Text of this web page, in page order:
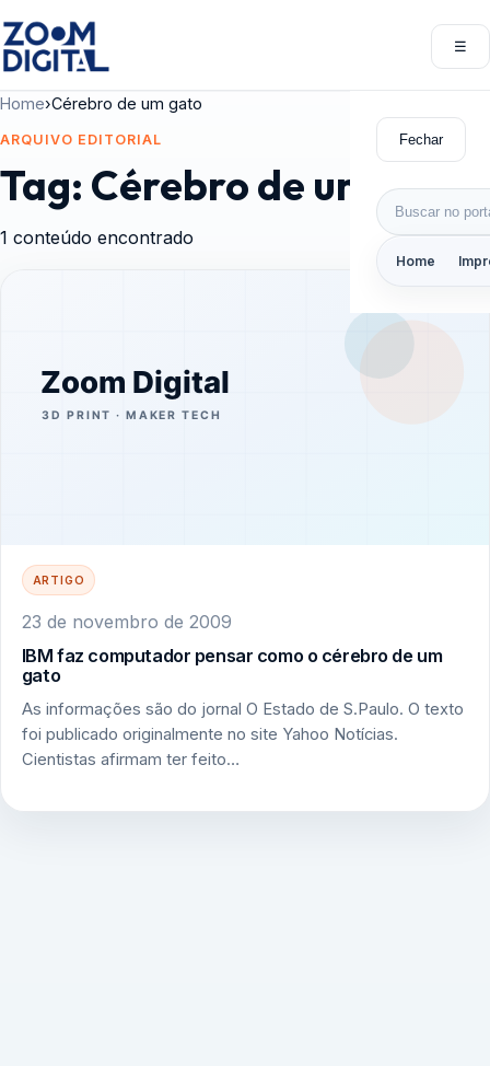
☰
Fechar
Buscar por:
Home
Home›Cérebro de um gato
ARQUIVO EDITORIAL
Tag: Cérebro de um gato
1 conteúdo encontrado
ARTIGO
23 de novembro de 2009
IBM faz computador pensar como o cérebro de um
gato
As informações são do jornal O Estado de S.Paulo. O texto
foi publicado originalmente no site Yahoo Notícias.
Cientistas afirmam ter feito…